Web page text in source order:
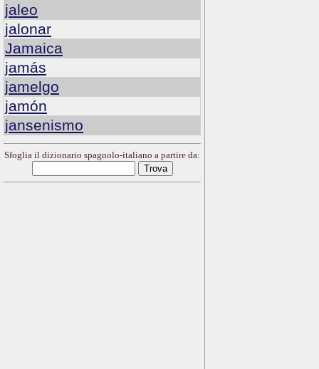
jaleo
jalonar
Jamaica
jamás
jamelgo
jamón
jansenismo
Sfoglia il dizionario spagnolo-italiano a partire da: